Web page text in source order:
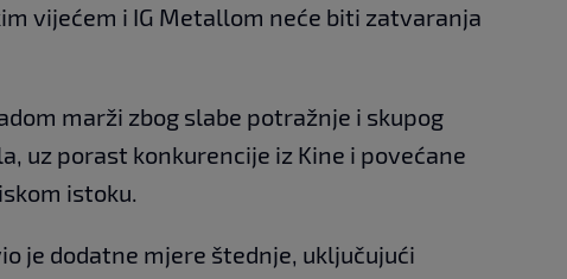
vijećem i IG Metallom neće biti zatvaranja
marži zbog slabe potražnje i skupog
uz porast konkurencije iz Kine i povećane
istoku.
je dodatne mjere štednje, uključujući